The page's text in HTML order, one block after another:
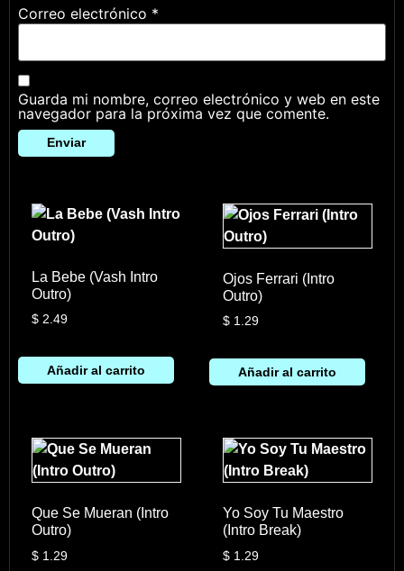
Correo electrónico *
Guarda mi nombre, correo electrónico y web en este
navegador para la próxima vez que comente.
La Bebe (Vash Intro
Outro)
$2.49
Añadir al carrito
Ojos Ferrari (Intro
Outro)
$ 1.29
Añadir al carrito
Que Se Mueran (Intro
Outro)
$1.29
Yo Soy Tu Maestro
(Intro Break)
$ 1.29